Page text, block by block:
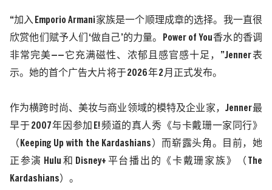
“加入 Emporio Armani家族是一个顺理成章的选择。我一直很
欣赏他们赋予人们 ‘做自己’ 的力量。 Power of You 香水的香调
非常完美—— 它充满磁性、浓郁且感官感十足， ”Jenner表
示。她的首个广告大片将于2026年2 月正式发布。
作为横跨时尚、美妆与商业领域的模特及企业家， Jenner最
早于 2007年因参加 E!频道的真人秀《与卡戴珊一家同行》
（ Keeping Up with the Kardashians ）而崭露头角。目前，她
正参演 Hulu 和 Disney+ 平台播出的《卡戴珊家族》（
The
Kardashians ）。